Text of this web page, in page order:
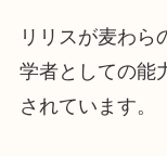
リリスが麦わら
学者としての能
されています。